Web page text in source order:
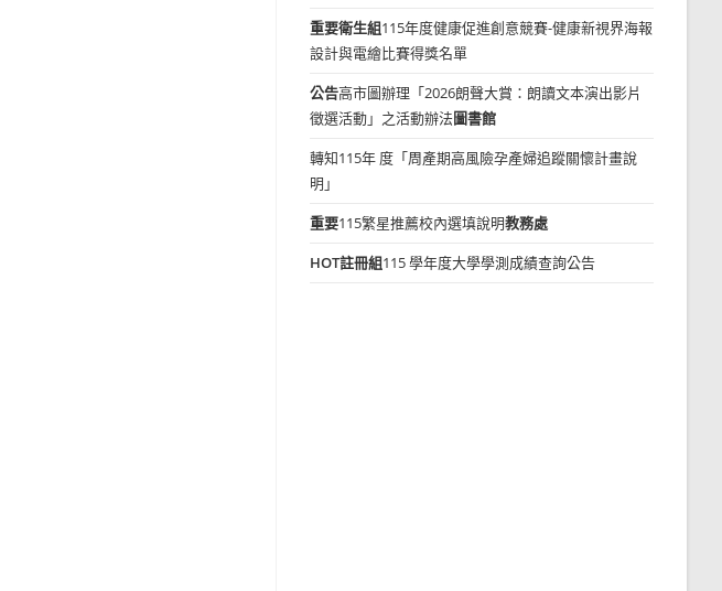
重要衛生組115年度健康促進創意競賽-健康新視界海報
設計與電繪比賽得獎名單
公告高市圖辦理「2026朗聲大賞：朗讀文本演出影片
徵選活動」之活動辦法圖書館
轉知115年 度「周產期高風險孕產婦追蹤關懷計畫說
明」
重要115繁星推薦校內選填說明教務處
HOT註冊組115 學年度大學學測成績查詢公告